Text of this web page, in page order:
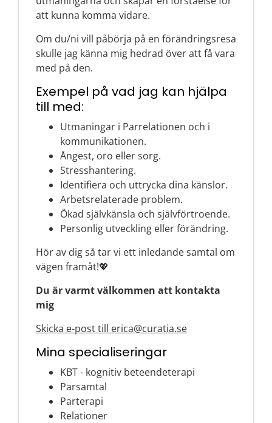
att kunna komma vidare.
Om du/ni vill påbörja på en förändringsresa
skulle jag känna mig hedrad över att få vara
med på den.
Exempel på vad jag kan hjälpa
till med:
Utmaningar i Parrelationen och i
kommunikationen.
Ångest, oro eller sorg.
Stresshantering.
Identifiera och uttrycka dina känslor.
Arbetsrelaterade problem.
Ökad självkänsla och självförtroende.
Personlig utveckling eller förändring.
Hör av dig så tar vi ett inledande samtal om
vägen framåt!💖
Du är varmt välkommen att kontakta
mig
Skicka e-post till erica@curatia.se
Mina specialiseringar
KBT - kognitiv beteendeterapi
Parsamtal
Parterapi
Relationer